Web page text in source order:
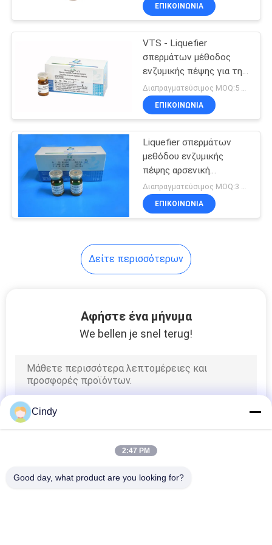
ΠΟΙΟΤΙΚΌΣ
ΣΕ
ΕΠΑΦΉ
ΜΕ
ΖΗΤΉΣΤΕ
PRIVACY
POLICY
Σετ Συλλογής
Σπέρματος
Κίτ δοκιμής
σπέρματος
17
Αυτόματος
Αναλυτής
Βιοχημείας
Σετ Ωρίμανσης
ΕΠΙΚΟΙΝΩΝΊΑ
VTS - Liquefier
σπερμάτων μέθοδος
ενζυμικής πέψης για την
αρσενική δοκιμή
στειρότητας
ΕΠΙΚΟΙΝΩΝΊΑ
Liquefier σπερμάτων
μεθόδου ενζυμικής
πέψης αρσενική
διάγνωση στειρότητας
για Andrology το
εργαστήριο
Διαπραγματεύσιμος MOQ:3 εξαρτήσεις
ΕΠΙΚΟΙΝΩΝΊΑ
Δείτε περισσότερων
Αφήστε ένα μήνυμα
We bellen je snel terug!
Cindy
2:47 PM
Good day, what product are you looking for?